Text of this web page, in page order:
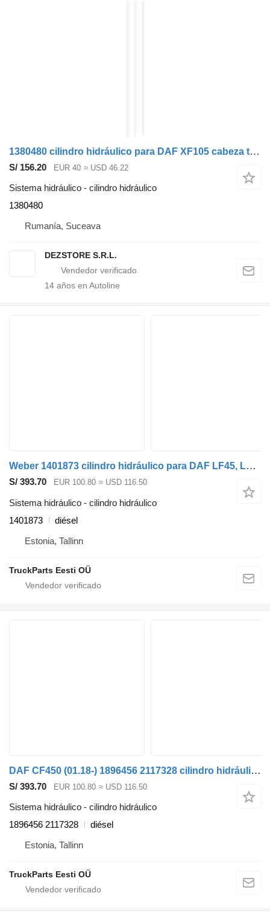
1380480 cilindro hidráulico para DAF XF105 cabeza tractora
S/ 156.20 EUR 40 ≈ USD 46.22
Sistema hidráulico - cilindro hidráulico
1380480
Rumanía, Suceava
DEZSTORE S.R.L.
14 años en Autoline
Weber 1401873 cilindro hidráulico para DAF LF45, LF55, LF180, CF65, CF75, CF85 (2001-) cabeza tractora
S/ 393.70 EUR 100.80 ≈ USD 116.50
Sistema hidráulico - cilindro hidráulico
1401873
diésel
Estonia, Tallinn
TruckParts Eesti OÜ
DAF CF450 (01.18-) 1896456 2117328 cilindro hidráulico para DAF CF450, CF460 (2017-) cabeza tractora
S/ 393.70 EUR 100.80 ≈ USD 116.50
Sistema hidráulico - cilindro hidráulico
1896456 2117328
diésel
Estonia, Tallinn
TruckParts Eesti OÜ